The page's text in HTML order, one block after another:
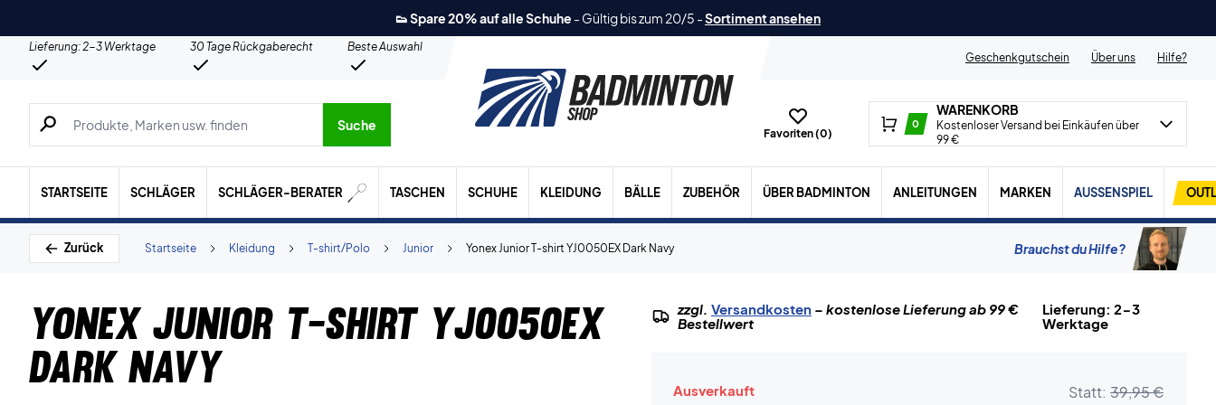
👟 Spare 20% auf alle Schuhe - Gültig bis zum 20/5 -Sortiment ansehen
Lieferung: 2-3 Werktage 30 Tage Rückgaberecht
Beste Auswahl
Geschenkgutschein
Über uns Hilfe?
Suche nach Produkten, Marken usw.
Suche
Favoriten (0)
0
WARENKORB
Kostenloser Versand bei Einkäufen über
99 €
STARTSEITE SCHLÄGER SCHLÄGER-BERATER TASCHEN SCHUHE KLEIDUNG BÄLLE ZUBEHÖR ÜBER BADMINTON ANLEITUNGEN MARKEN AUSSENSPIEL
Zurück Yonex Junior T-shirt YJ0050EX Dark Navy
Junior
T-shirt/Polo
Kleidung
Startseite Brauchst du Hilfe?
Yonex Junior T-shirt YJ0050EX
Dark Navy
zzgl. Versandkosten– kostenlose Lieferung ab 99 €
Bestellwert
Lieferung: 2-3
Werktage
Ausverkauft Statt: 39,95 €